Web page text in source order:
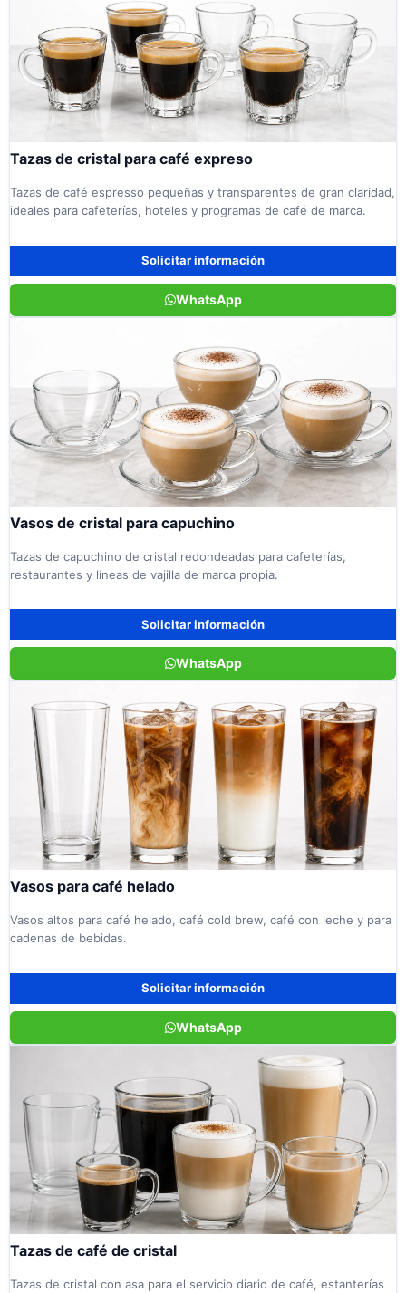
Tazas de cristal para café expreso
Tazas de café espresso pequeñas y transparentes de gran claridad,
ideales para cafeterías, hoteles y programas de café de marca.
Solicitar información
WhatsApp
Vasos de cristal para capuchino
Tazas de capuchino de cristal redondeadas para cafeterías,
restaurantes y líneas de vajilla de marca propia.
Solicitar información
WhatsApp
Vasos para café helado
Vasos altos para café helado, café cold brew, café con leche y para
cadenas de bebidas.
Solicitar información
WhatsApp
Tazas de café de cristal
Tazas de cristal con asa para el servicio diario de café, estanterías